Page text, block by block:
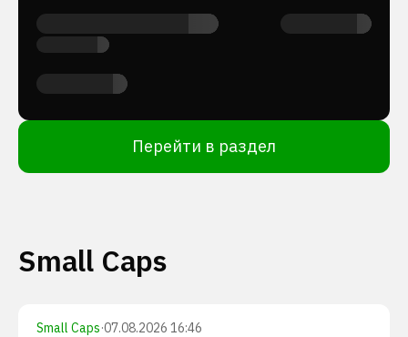
Перейти в раздел
Small Caps
Small Caps·07.08.2026 16:46